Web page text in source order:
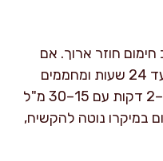
חוזר ארוך. אם
נשאר, שומרים בקופסה במקרר עד 24 שעות ומחממים
בעדינות במחבת על אש נמוכה 1–2 דקות עם 15–30 מ"ל
במיקרו נוטה להקשיח,